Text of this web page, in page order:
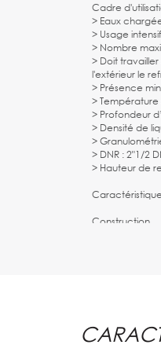
Cadre
> Eaux
> Usage intensif
> Nombre
> Doit
l'extérieur le
> Présence
>
> Profondeur
> Densité de
>
> DNR : 2"1/2
> Hauteur de
Construction
Moteur
Triphasé,